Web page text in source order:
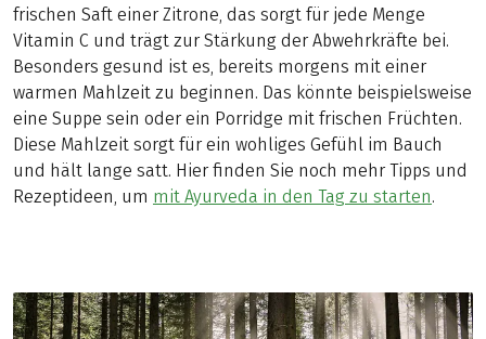
frischen Saft einer Zitrone, das sorgt für jede Menge
Vitamin C und trägt zur Stärkung der Abwehrkräfte bei.
Besonders gesund ist es, bereits morgens mit einer
warmen Mahlzeit zu beginnen. Das könnte beispielsweise
eine Suppe sein oder ein Porridge mit frischen Früchten.
Diese Mahlzeit sorgt für ein wohliges Gefühl im Bauch
und hält lange satt. Hier finden Sie noch mehr Tipps und
Rezeptideen, um mit Ayurveda in den Tag zu starten.